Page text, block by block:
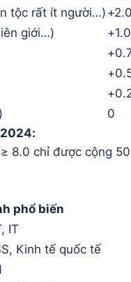
tộc rất ít người…)
giới…)
0
8.0 chỉ được cộng
phổ biến
IT
Kinh tế quốc tế